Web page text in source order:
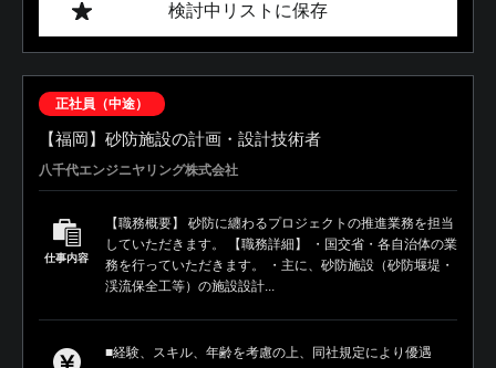
検討中リストに保存
正社員（中途）
【福岡】砂防施設の計画・設計技術者
八千代エンジニヤリング株式会社
仕事内容
【職務概要】 砂防に纏わるプロジェクトの推進業務を担当
していただきます。 【職務詳細】 ・国交省・各自治体の業
務を行っていただきます。 ・主に、砂防施設（砂防堰堤・
渓流保全工等）の施設設計...
■経験、スキル、年齢を考慮の上、同社規定により優遇